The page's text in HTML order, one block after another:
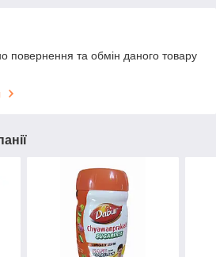
повернення та обмін даного товару